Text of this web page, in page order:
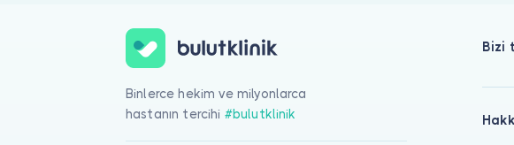
Binlerce hekim ve milyonlarca
hastanın tercihi #bulutklinik
Bizi